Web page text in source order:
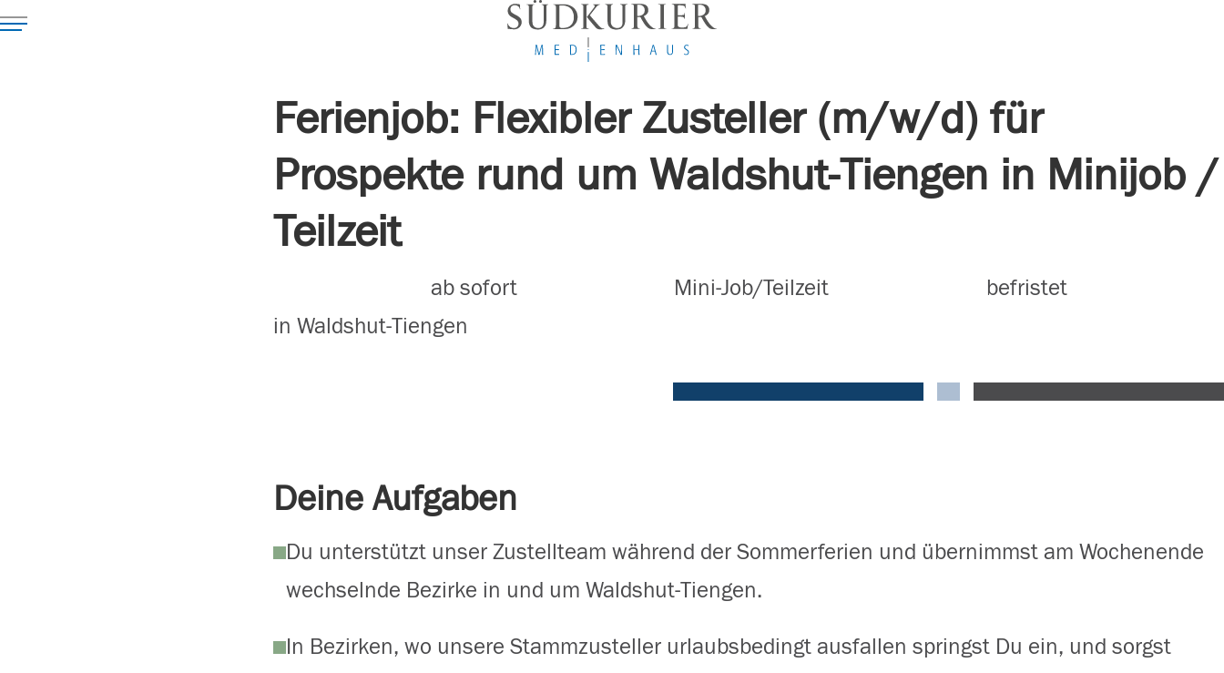
Ferienjob: Flexibler Zusteller (m/w/d) für
Prospekte rund um Waldshut-Tiengen in Minijob /
Teilzeit
ab sofort Mini-Job/Teilzeit
befristet
in Waldshut-Tiengen
Deine Aufgaben
Du unterstützt unser Zustellteam während der Sommerferien und übernimmst am Wochenende
wechselnde Bezirke in und um Waldshut-Tiengen.
In Bezirken, wo unsere Stammzusteller urlaubsbedingt ausfallen springst Du ein, und sorgst